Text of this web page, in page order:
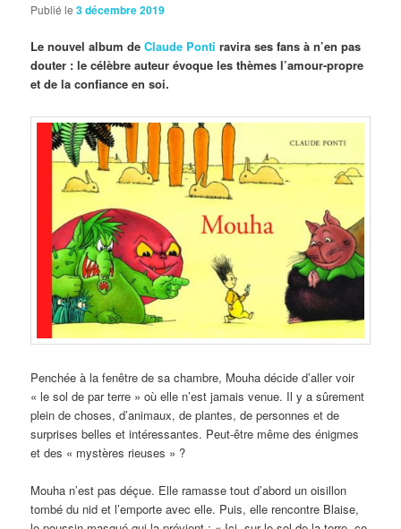
Publié le3 décembre 2019
Le nouvel album deClaude Ponti ravira ses fans à n’en pas
douter : le célèbre auteur évoque les thèmes l’amour-propre
et de la confiance en soi.
Penchée à la fenêtre de sa chambre, Mouha décide d’aller voir
« le sol de par terre » où elle n’est jamais venue. Il y a sûrement
plein de choses, d’animaux, de plantes, de personnes et de
surprises belles et intéressantes. Peut-être même des énigmes
et des « mystères rieuses » ?
Mouha n’est pas déçue. Elle ramasse tout d’abord un oisillon
tombé du nid et l’emporte avec elle. Puis, elle rencontre Blaise,